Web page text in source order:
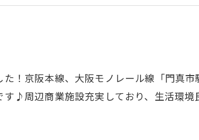
！京阪本線、大阪モノレール線「門真市
♪周辺商業施設充実しており、生活環